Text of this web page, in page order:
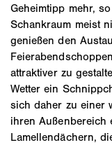
Geheimtipp mehr,
Schankraum meist
genießen den
attraktiver zu
Wetter ein
sich daher zu einer
ihren Außenbereich
Lamellendächern,